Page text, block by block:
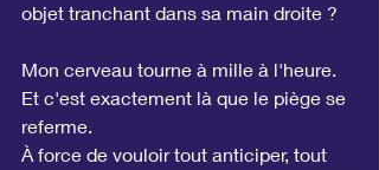
objet tranchant dans sa main droite ?
Mon cerveau tourne à mille à l'heure.
Et c'est exactement là que le piège se
referme.
À force de vouloir tout anticiper, tout